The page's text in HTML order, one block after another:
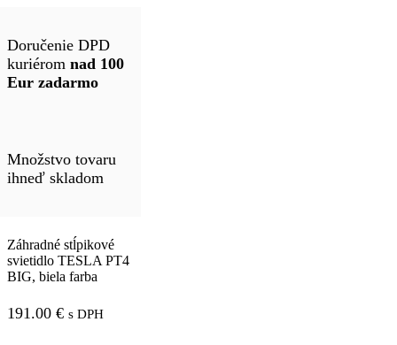
Doručenie DPD
kuriérom nad 100
Eur zadarmo
Množstvo tovaru
ihneď skladom
Záhradné stĺpikové
svietidlo TESLA PT4
BIG, biela farba
191.00 € s DPH